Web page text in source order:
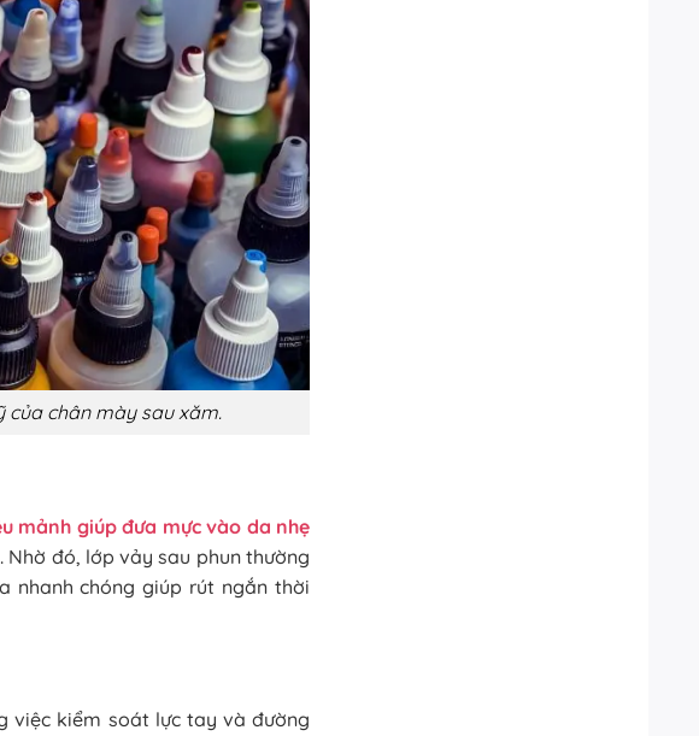
của chân mày sau xăm.
mảnh giúp đưa mực vào da nhẹ
. Nhờ đó, lớp vảy sau phun thường
nhanh chóng giúp rút ngắn thời
việc kiểm soát lực tay và đường